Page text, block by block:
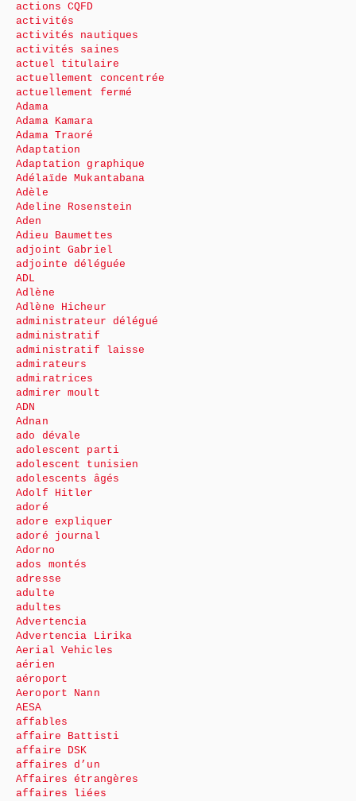
actions CQFD
activités
activités nautiques
activités saines
actuel titulaire
actuellement concentrée
actuellement fermé
Adama
Adama Kamara
Adama Traoré
Adaptation
Adaptation graphique
Adélaïde Mukantabana
Adèle
Adeline Rosenstein
Aden
Adieu Baumettes
adjoint Gabriel
adjointe déléguée
ADL
Adlène
Adlène Hicheur
administrateur délégué
administratif
administratif laisse
admirateurs
admiratrices
admirer moult
ADN
Adnan
ado dévale
adolescent parti
adolescent tunisien
adolescents âgés
Adolf Hitler
adoré
adore expliquer
adoré journal
Adorno
ados montés
adresse
adulte
adultes
Advertencia
Advertencia Lirika
Aerial Vehicles
aérien
aéroport
Aeroport Nann
AESA
affables
affaire Battisti
affaire DSK
affaires d’un
Affaires étrangères
affaires liées